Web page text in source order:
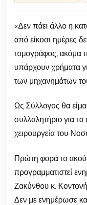
«Δεν πάει άλλο η
από είκοσι ημέρες
τομογράφος, ακόμα
υπάρχουν χρήματα
των μηχανημάτων
Ως Σύλλογος θα
συλλαλητήριο για τα
χειρουργεία του
Πρώτη φορά το
προγραμματιστεί
Ζακύνθου κ.
Δεν με ενημέρωσε